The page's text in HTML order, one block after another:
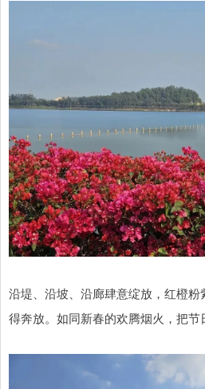
沿堤、沿坡、沿廊肆意绽放，红橙
得奔放。如同新春的欢腾烟火，把节